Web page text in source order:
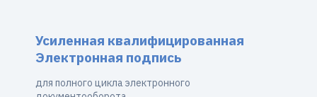
Усиленная квалифицированная
Электронная подпись
для полного цикла электронного